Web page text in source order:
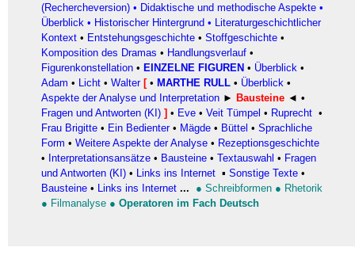
(Rechercheversion) • Didaktische und methodische Aspekte •
Überblick • Historischer Hintergrund • Literaturgeschichtlicher
Kontext • Entstehungsgeschichte • Stoffgeschichte •
Komposition des Dramas • Handlungsverlauf •
Figurenkonstellation • EINZELNE FIGUREN • Überblick •
Adam • Licht • Walter [• MARTHE RULL • Überblick •
Aspekte der Analyse und Interpretation ► Bausteine ◄ •
Fragen und Antworten (KI) ] • Eve • Veit Tümpel • Ruprecht •
Frau Brigitte • Ein Bedienter• Mägde • Büttel • Sprachliche
Form • Weitere Aspekte der Analyse • Rezeptionsgeschichte
• Interpretationsansätze • Bausteine • Textauswahl • Fragen
und Antworten (KI) • Links ins Internet ▪ Sonstige Texte •
Bausteine • Links ins Internet ... ● Schreibformen ● Rhetorik
● Filmanalyse ● Operatoren im Fach Deutsch